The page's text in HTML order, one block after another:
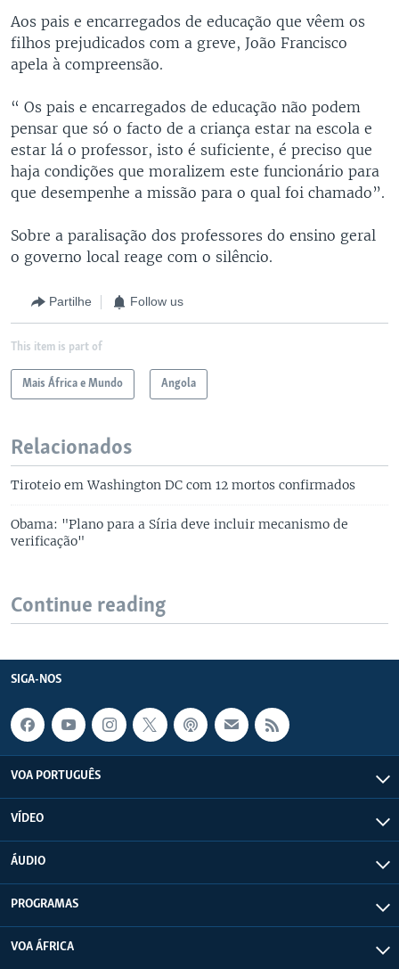
Aos pais e encarregados de educação que vêem os
filhos prejudicados com a greve, João Francisco
apela à compreensão.
“ Os pais e encarregados de educação não podem
pensar que só o facto de a criança estar na escola e
estar lá o professor, isto é suficiente, é preciso que
haja condições que moralizem este funcionário para
que desempenhe a missão para o qual foi chamado”.
Sobre a paralisação dos professores do ensino geral
o governo local reage com o silêncio.
Partilhe Follow us
This item is part of
Mais África e Mundo Angola
Relacionados
Tiroteio em Washington DC com 12 mortos confirmados
Obama: "Plano para a Síria deve incluir mecanismo de
verificação"
Continue reading
SIGA-NOS
VOA PORTUGUÊS
VÍDEO
ÁUDIO
PROGRAMAS
VOA ÁFRICA